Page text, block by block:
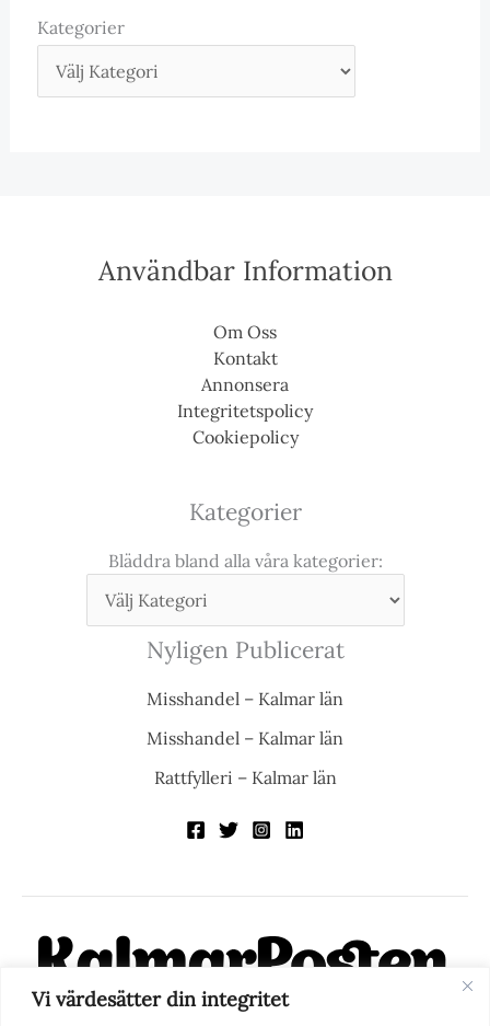
Vi värdesätter din integritet
Kategorier
Användbar Information
Om Oss
Kontakt
Annonsera
Integritetspolicy
Cookiepolicy
Kategorier
Bläddra bland alla våra kategorier:
Nyligen Publicerat
Misshandel – Kalmar län
Misshandel – Kalmar län
Rattfylleri – Kalmar län
KalmarPosten är en modern lokalnyhetstidning på nätet. Med